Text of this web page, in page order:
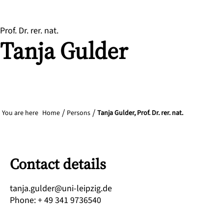
Prof. Dr. rer. nat.
TanjaGulder
You are here Home Persons Tanja Gulder, Prof. Dr. rer. nat.
Contact details
ed.gizpiel-inu@redlug.ajnat
Phone:+ 49 341 9736540